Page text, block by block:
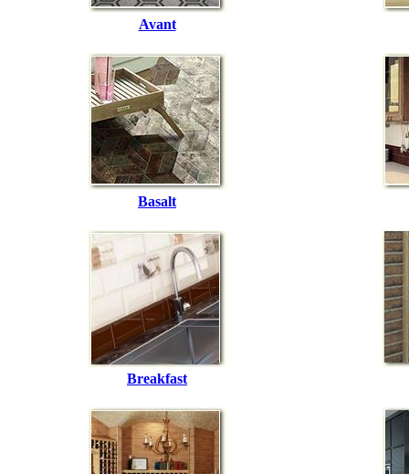
Avant
Basalt
Breakfast